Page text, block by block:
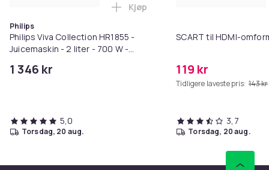
Philips
Philips Viva Collection HR1855 -
Juicemaskin - 2 liter - 700 W -
1 346 kr
Legg Philips Viva Collection
Kjøp
5,0
torsdag, 20 aug.
SCART til HDMI-
119 kr
Tidligere laveste pris: 143 kr
3,7
torsdag, 20 aug.